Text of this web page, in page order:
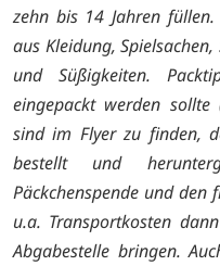
zehn bis 14 Jahren
aus Kleidung,
und Süßigkeiten.
eingepackt werden sollte
sind im Flyer zu finden,
bestellt und
Päckchenspende und
u.a. Transportkosten
Abgabestelle bringen.